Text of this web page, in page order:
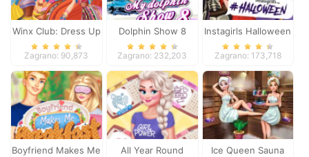
Winx Club: Dress Up
Zagrano: 90,873
Dolphin Show 8
Zagrano: 232,203
Instagirls Halloween
Dress Up
Zagrano: 173,718
Boyfriend Makes Me
All Year Round
Ice Queen Sauna